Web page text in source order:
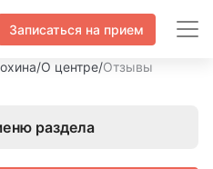
Записаться на прием
/О центре/Отзывы
раздела